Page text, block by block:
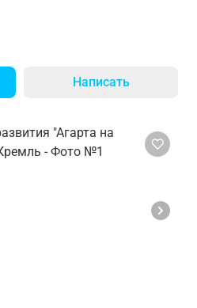
Написать